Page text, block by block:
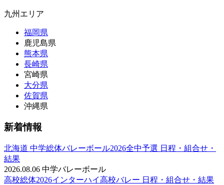
九州エリア
福岡県
鹿児島県
熊本県
長崎県
宮崎県
大分県
佐賀県
沖縄県
新着情報
北海道 中学総体バレーボール2026全中予選 日程・組合せ・
結果
2026.08.06 中学バレーボール
高校総体2026インターハイ高校バレー 日程・組合せ・結果